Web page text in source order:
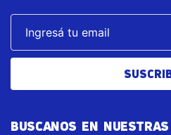
BUSCANOS EN